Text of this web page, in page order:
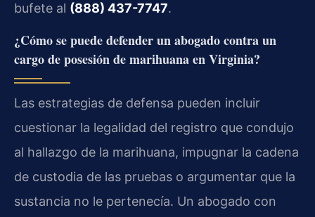
bufete al (888) 437-7747.
¿Cómo se puede defender un abogado contra un
cargo de posesión de marihuana en Virginia?
Las estrategias de defensa pueden incluir
cuestionar la legalidad del registro que condujo
al hallazgo de la marihuana, impugnar la cadena
de custodia de las pruebas o argumentar que la
sustancia no le pertenecía. Un abogado con